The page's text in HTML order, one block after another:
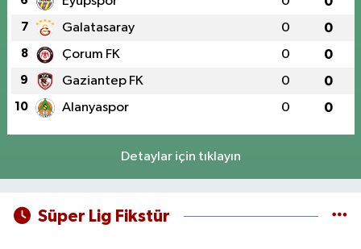
7 Galatasaray 0 0
8 Çorum FK 0 0
9 Gaziantep FK 0 0
10 Alanyaspor 0 0
Detaylar için tıklayın
Süper Lig Fikstür